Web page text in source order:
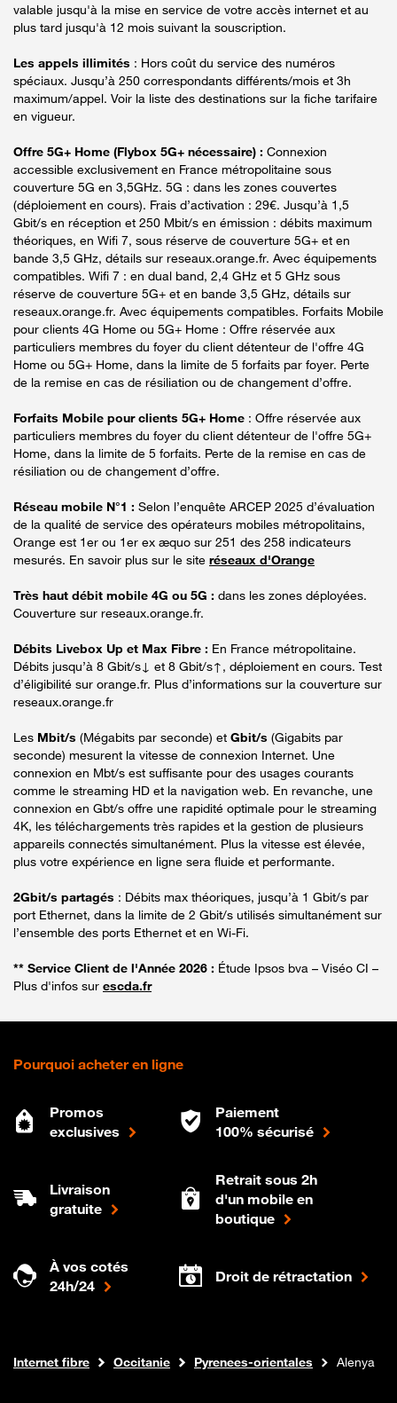
valable jusqu'à la mise en service de votre accès internet et au
plus tard jusqu'à 12 mois suivant la souscription.
Les appels illimités : Hors coût du service des numéros
spéciaux. Jusqu’à 250 correspondants différents/mois et 3h
maximum/appel. Voir la liste des destinations sur la fiche tarifaire
en vigueur.
Offre 5G+ Home (Flybox 5G+ nécessaire) : Connexion
accessible exclusivement en France métropolitaine sous
couverture 5G en 3,5GHz. 5G : dans les zones couvertes
(déploiement en cours). Frais d’activation : 29€. Jusqu’à 1,5
Gbit/s en réception et 250 Mbit/s en émission : débits maximum
théoriques, en Wifi 7, sous réserve de couverture 5G+ et en
bande 3,5 GHz, détails sur reseaux.orange.fr. Avec équipements
compatibles. Wifi 7 : en dual band, 2,4 GHz et 5 GHz sous
réserve de couverture 5G+ et en bande 3,5 GHz, détails sur
reseaux.orange.fr. Avec équipements compatibles. Forfaits Mobile
pour clients 4G Home ou 5G+ Home : Offre réservée aux
particuliers membres du foyer du client détenteur de l'offre 4G
Home ou 5G+ Home, dans la limite de 5 forfaits par foyer. Perte
de la remise en cas de résiliation ou de changement d’offre.
Forfaits Mobile pour clients 5G+ Home : Offre réservée aux
particuliers membres du foyer du client détenteur de l'offre 5G+
Home, dans la limite de 5 forfaits. Perte de la remise en cas de
résiliation ou de changement d’offre.
Réseau mobile N°1 : Selon l’enquête ARCEP 2025 d’évaluation
de la qualité de service des opérateurs mobiles métropolitains,
Orange est 1er ou 1er ex æquo sur 251 des 258 indicateurs
mesurés. En savoir plus sur le site réseaux d'Orange
Très haut débit mobile 4G ou 5G : dans les zones déployées.
Couverture sur reseaux.orange.fr.
Débits Livebox Up et Max Fibre : En France métropolitaine.
Débits jusqu’à 8 Gbit/s↓ et 8 Gbit/s↑, déploiement en cours. Test
d’éligibilité sur orange.fr. Plus d’informations sur la couverture sur
reseaux.orange.fr
Les Mbit/s (Mégabits par seconde) et Gbit/s (Gigabits par
seconde) mesurent la vitesse de connexion Internet. Une
connexion en Mbt/s est suffisante pour des usages courants
comme le streaming HD et la navigation web. En revanche, une
connexion en Gbt/s offre une rapidité optimale pour le streaming
4K, les téléchargements très rapides et la gestion de plusieurs
appareils connectés simultanément. Plus la vitesse est élevée,
plus votre expérience en ligne sera fluide et performante.
2Gbit/s partagés : Débits max théoriques, jusqu’à 1 Gbit/s par
port Ethernet, dans la limite de 2 Gbit/s utilisés simultanément sur
l’ensemble des ports Ethernet et en Wi-Fi.
** Service Client de l'Année 2026 : Étude Ipsos bva – Viséo CI –
Plus d'infos sur escda.fr
Pourquoi acheter en ligne
Promos
exclusives
Paiement
100% sécurisé
Livraison
gratuite
Retrait sous 2h
d'un mobile en
boutique
À vos cotés
24h/24
Droit de rétractation
Boutique Orange
Internet fibre Occitanie Pyrenees-orientales Alenya